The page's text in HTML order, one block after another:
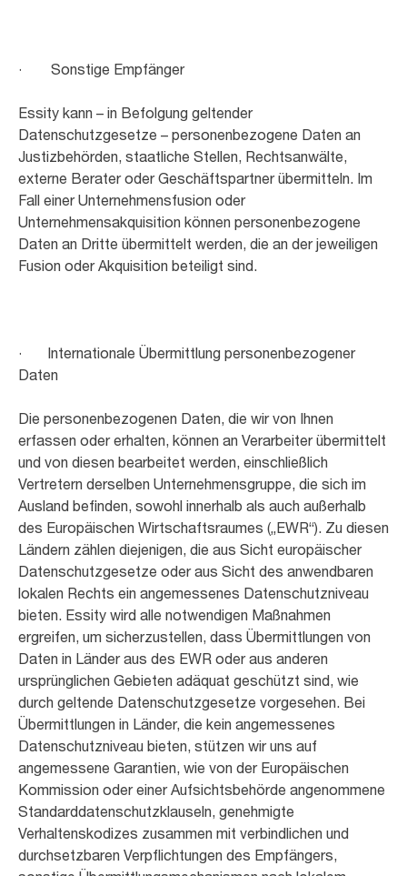
· Sonstige Empfänger
Essity kann – in Befolgung geltender
Datenschutzgesetze – personenbezogene Daten an
Justizbehörden, staatliche Stellen, Rechtsanwälte,
externe Berater oder Geschäftspartner übermitteln. Im
Fall einer Unternehmensfusion oder
Unternehmensakquisition können personenbezogene
Daten an Dritte übermittelt werden, die an der jeweiligen
Fusion oder Akquisition beteiligt sind.
· Internationale Übermittlung personenbezogener
Daten
Die personenbezogenen Daten, die wir von Ihnen
erfassen oder erhalten, können an Verarbeiter übermittelt
und von diesen bearbeitet werden, einschließlich
Vertretern derselben Unternehmensgruppe, die sich im
Ausland befinden, sowohl innerhalb als auch außerhalb
des Europäischen Wirtschaftsraumes („EWR“). Zu diesen
Ländern zählen diejenigen, die aus Sicht europäischer
Datenschutzgesetze oder aus Sicht des anwendbaren
lokalen Rechts ein angemessenes Datenschutzniveau
bieten. Essity wird alle notwendigen Maßnahmen
ergreifen, um sicherzustellen, dass Übermittlungen von
Daten in Länder aus des EWR oder aus anderen
ursprünglichen Gebieten adäquat geschützt sind, wie
durch geltende Datenschutzgesetze vorgesehen. Bei
Übermittlungen in Länder, die kein angemessenes
Datenschutzniveau bieten, stützen wir uns auf
angemessene Garantien, wie von der Europäischen
Kommission oder einer Aufsichtsbehörde angenommene
Standarddatenschutzklauseln, genehmigte
Verhaltenskodizes zusammen mit verbindlichen und
durchsetzbaren Verpflichtungen des Empfängers,